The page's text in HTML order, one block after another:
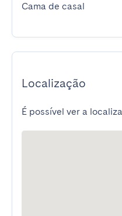
Cama de casal
Localização
É possível ver a